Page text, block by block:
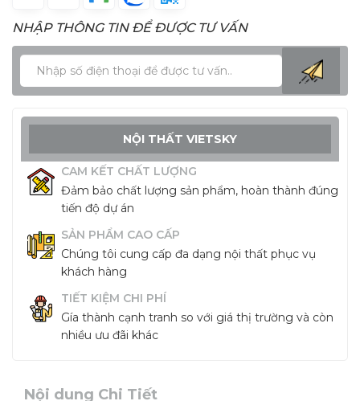
NHẬP THÔNG TIN ĐỂ ĐƯỢC TƯ VẤN
NỘI THẤT VIETSKY
CAM KẾT CHẤT LƯỢNG
Đảm bảo chất lượng sản phẩm, hoàn thành đúng
tiến độ dự án
SẢN PHẨM CAO CẤP
Chúng tôi cung cấp đa dạng nội thất phục vụ
khách hàng
TIẾT KIỆM CHI PHÍ
Gía thành cạnh tranh so với giá thị trường và còn
nhiều ưu đãi khác
Nội dung Chi Tiết